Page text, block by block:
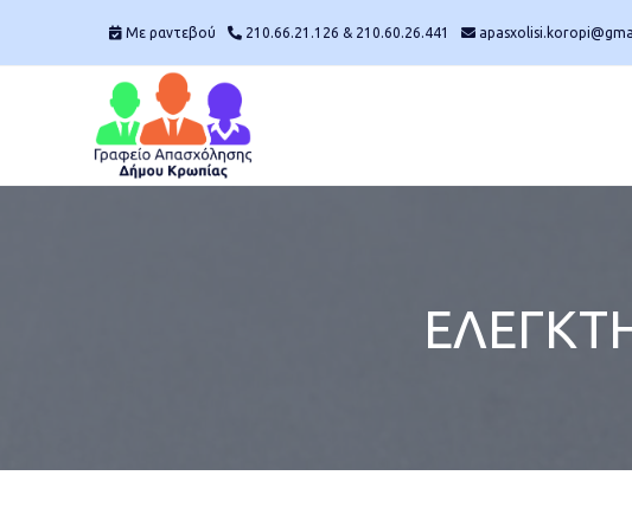
Mε ραντεβού 210.66.21.126 & 210.60.26.441